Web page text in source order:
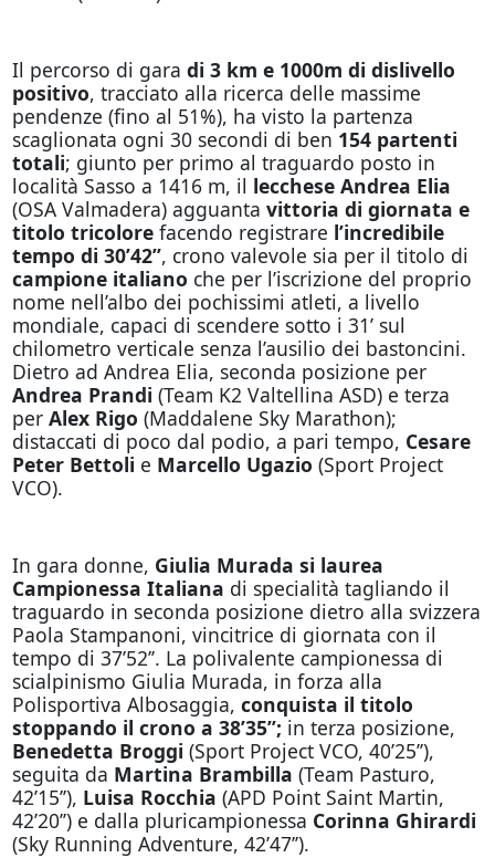
Il percorso di gara di 3 km e 1000m di dislivello
positivo, tracciato alla ricerca delle massime
pendenze (fino al 51%), ha visto la partenza
scaglionata ogni 30 secondi di ben 154 partenti
totali; giunto per primo al traguardo posto in
località Sasso a 1416 m, il lecchese Andrea Elia
(OSA Valmadera) agguanta vittoria di giornata e
titolo tricolorefacendo registrare l’incredibile
tempo di 30’42’’, crono valevole sia per il titolo di
campione italiano che per l’iscrizione del proprio
nome nell’albo dei pochissimi atleti, a livello
mondiale, capaci di scendere sotto i 31’ sul
chilometro verticale senza l’ausilio dei bastoncini.
Dietro ad Andrea Elia, seconda posizione per
Andrea Prandi (Team K2 Valtellina ASD) e terza
per Alex Rigo (Maddalene Sky Marathon);
distaccati di poco dal podio, a pari tempo, Cesare
Peter Bettoli e Marcello Ugazio (Sport Project
VCO).
In gara donne, Giulia Murada si laurea
Campionessa Italiana di specialità tagliando il
traguardo in seconda posizione dietro alla svizzera
Paola Stampanoni, vincitrice di giornata con il
tempo di 37’52’’. La polivalente campionessa di
scialpinismo Giulia Murada, in forza alla
Polisportiva Albosaggia, conquista il titolo
stoppando il crono a 38’35’’; in terza posizione,
Benedetta Broggi (Sport Project VCO, 40’25’’),
seguita da Martina Brambilla (Team Pasturo,
42’15’’), Luisa Rocchia (APD Point Saint Martin,
42’20’’) e dalla pluricampionessa Corinna Ghirardi
(Sky Running Adventure, 42’47’’).